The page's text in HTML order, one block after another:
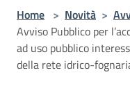
Home > Novità >
Avviso Pubblico per
ad uso pubblico
della rete idrico-